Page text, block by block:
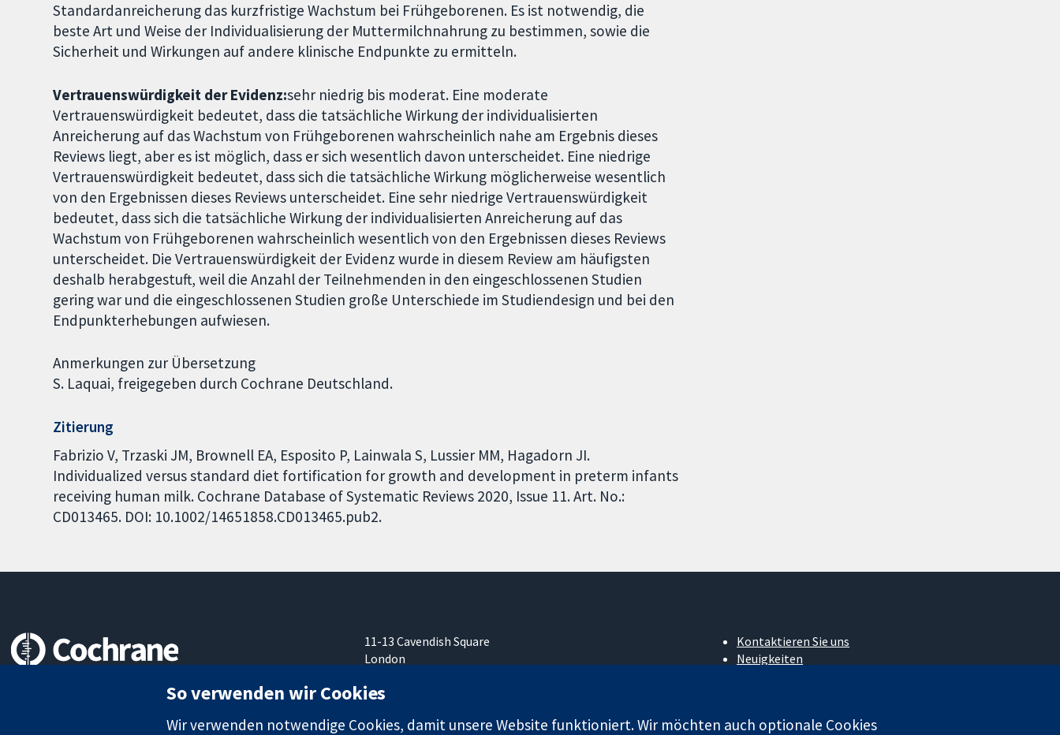
Standardanreicherung das kurzfristige Wachstum bei Frühgeborenen. Es ist notwendig, die
beste Art und Weise der Individualisierung der Muttermilchnahrung zu bestimmen, sowie die
Sicherheit und Wirkungen auf andere klinische Endpunkte zu ermitteln.
Vertrauenswürdigkeit der Evidenz:sehr niedrig bis moderat. Eine moderate
Vertrauenswürdigkeit bedeutet, dass die tatsächliche Wirkung der individualisierten
Anreicherung auf das Wachstum von Frühgeborenen wahrscheinlich nahe am Ergebnis dieses
Reviews liegt, aber es ist möglich, dass er sich wesentlich davon unterscheidet. Eine niedrige
Vertrauenswürdigkeit bedeutet, dass sich die tatsächliche Wirkung möglicherweise wesentlich
von den Ergebnissen dieses Reviews unterscheidet. Eine sehr niedrige Vertrauenswürdigkeit
bedeutet, dass sich die tatsächliche Wirkung der individualisierten Anreicherung auf das
Wachstum von Frühgeborenen wahrscheinlich wesentlich von den Ergebnissen dieses Reviews
unterscheidet. Die Vertrauenswürdigkeit der Evidenz wurde in diesem Review am häufigsten
deshalb herabgestuft, weil die Anzahl der Teilnehmenden in den eingeschlossenen Studien
gering war und die eingeschlossenen Studien große Unterschiede im Studiendesign und bei den
Endpunkterhebungen aufwiesen.
Anmerkungen zur Übersetzung
S. Laquai, freigegeben durch Cochrane Deutschland.
Zitierung
Fabrizio V, Trzaski JM, Brownell EA, Esposito P, Lainwala S, Lussier MM, Hagadorn JI.
Individualized versus standard diet fortification for growth and development in preterm infants
receiving human milk. Cochrane Database of Systematic Reviews 2020, Issue 11. Art. No.:
CD013465. DOI: 10.1002/14651858.CD013465.pub2.
11-13 Cavendish Square
London
Vereinigtes Königreich
Kontaktieren Sie uns
Neuigkeiten
Cochrane Library
So verwenden wir Cookies
Wir verwenden notwendige Cookies, damit unsere Website funktioniert. Wir möchten auch optionale Cookies